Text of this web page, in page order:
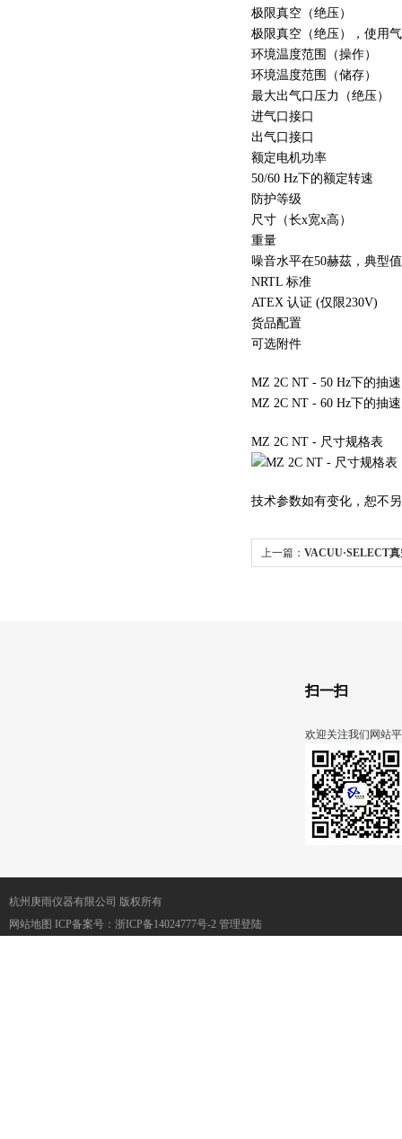
极限真空（绝压）
极限真空（绝压），使用
环境温度范围（操作）
环境温度范围（储存）
最大出气口压力（绝压）
进气口接口
出气口接口
额定电机功率
50/60 Hz下的额定转速
防护等级
尺寸（长x宽x高）
重量
噪音水平在50赫茲，典型值
NRTL 标准
ATEX 认证 (仅限230V)
货品配置
可选附件
MZ 2C NT - 50 Hz下的抽
MZ 2C NT - 60 Hz下的抽
MZ 2C NT - 尺寸规格表
技术参数如有变化，恕不
上一篇： VACUU·SELECT
扫一扫
欢迎关注我们网站
杭州庚雨仪器有限公司 版权所有
网站地图 ICP备案号： 浙ICP备14024777号-2 管理登陆